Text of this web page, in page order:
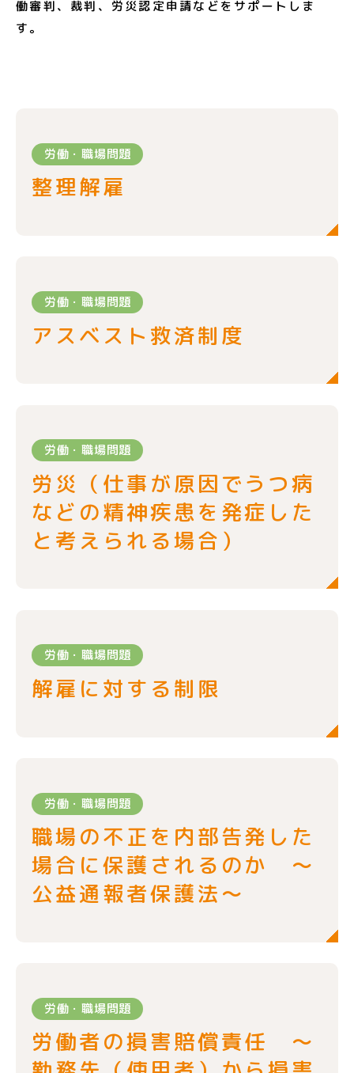
働審判、裁判、労災認定申請などをサポートしま
す。
労働・職場問題
整理解雇
労働・職場問題
アスベスト救済制度
労働・職場問題
労災（仕事が原因でうつ病
などの精神疾患を発症した
と考えられる場合）
労働・職場問題
解雇に対する制限
労働・職場問題
職場の不正を内部告発した
場合に保護されるのか ～
公益通報者保護法～
労働・職場問題
労働者の損害賠償責任 ～